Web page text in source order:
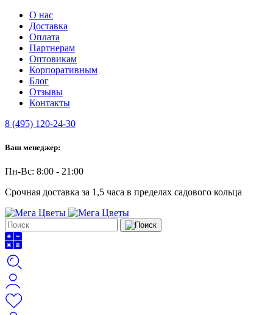
О нас
Доставка
Оплата
Партнерам
Оптовикам
Корпоративным
Блог
Отзывы
Контакты
8 (495) 120-24-30
Ваш менеджер:
Пн-Вс: 8:00 - 21:00
Срочная доставка за 1,5 часа в пределах садового кольца